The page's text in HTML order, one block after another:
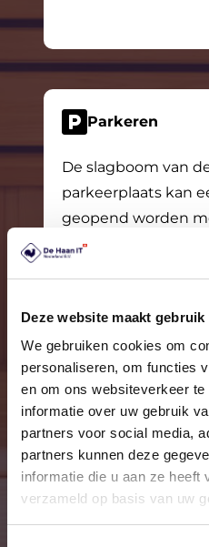
Deze website maakt
We gebruiken cookies om
personaliseren, om functies
en om ons websiteverkeer
informatie over uw gebruik
partners voor social media,
partners kunnen deze
informatie die u aan ze heeft
verzameld op basis van uw
Parkeren
De slagboom van
parkeerplaats kan
geopend worden
barcodekaart of
Polsbandjes
Controleer
beheer de kluisjes